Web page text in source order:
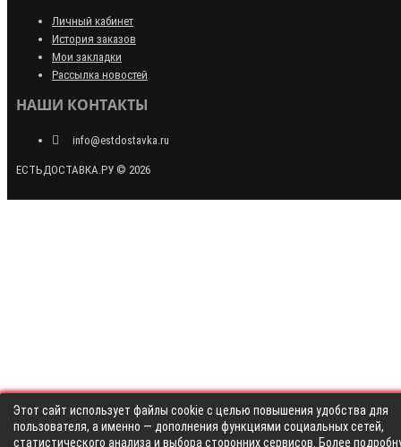
Личный кабинет
История заказов
Мои закладки
Рассылка новостей
НАШИ КОНТАКТЫ
info@estdostavka.ru
ЕСТЬДОСТАВКА.РУ © 2026
Этот сайт использует файлы cookie с целью повышения удобства для
пользователя, а именно — дополнения функциями социальных сетей,
статистического анализа и выбора сторонних сервисов. Более